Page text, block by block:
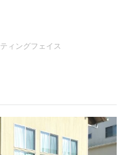
ィングフェイス